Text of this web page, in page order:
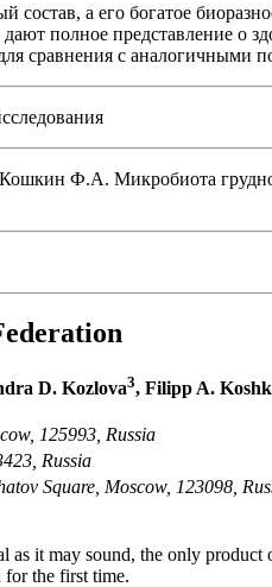
а его богатое
полное представление
сравнения с аналогичными
Ф.А. Микробиота
D. Kozlova3, Filipp A.
125993, Russia
Russia
Square, Moscow, 123098,
as it may sound, the only
for the first time.